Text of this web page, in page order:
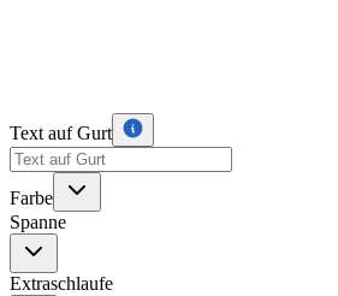
Text auf Gurt
Farbe
Spanne
Extraschlaufe